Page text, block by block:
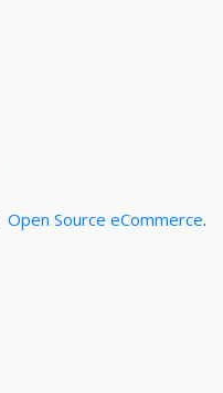
Open Source eCommerce.